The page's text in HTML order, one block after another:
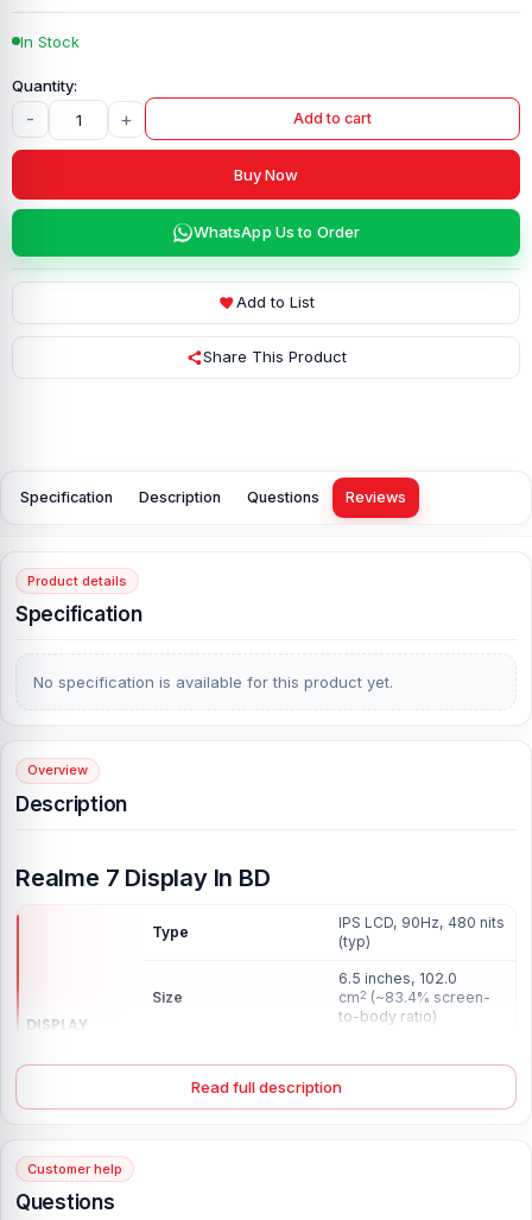
In Stock
- + Add to cart
Buy Now
WhatsApp Us to Order
Add to List
Share This Product
Specification Description Questions Reviews
Product details
Specification
No specification is available for this product yet.
Overview
Description
Realme 7 Display In BD
DISPLAY
Type
IPS LCD, 90Hz, 480 nits
(typ)
Size
6.5 inches, 102.0
cm2 (~83.4% screen-
to-body ratio)
Resolution
20:9 ratio (~405 ppi
density)
Display
Before installing the display, the display should be checked
Read full description
Customer help
Questions